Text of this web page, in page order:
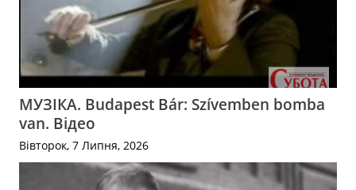
МУЗІКА. Budapest Bár: Szívemben bomba
van. Відео
Вівторок, 7 Липня, 2026